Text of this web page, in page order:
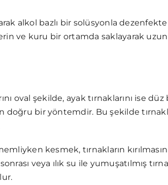
alkol bazlı bir solüsyonla
ve kuru bir ortamda saklayarak
oval şekilde, ayak tırnaklarını ise
doğru bir yöntemdir. Bu şekilde
kesmek, tırnakların
veya ılık su ile yumuşatılmış